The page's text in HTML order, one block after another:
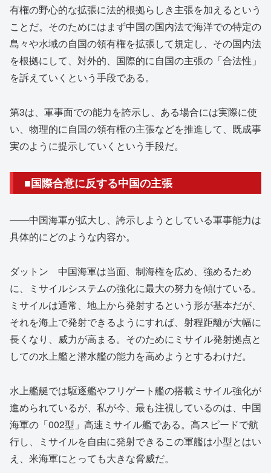
有権の野心的な拡張に法的根拠らしき主張を加えるという
ことだ。そのためにはまず中国の国内法で海洋での特定の
島々や水域の自国の領有権を拡張して規定し、その国内法
を根拠にして、対外的、国際的に自国の主張の「合法性」
を訴えていくという手段である。
第3は、軍事面での能力を誇示し、ある場合には実際に使
い、物理的に自国の領有権の主張などを推進して、既成事
実のように提示していくという手段だ。
■国際合意に反する中国の主張
――中国海軍が拡大し、誇示しようとしている軍事能力は
具体的にどのような内容か。
ダットン 中国海軍は当面、制海権を広め、強めるため
に、ミサイルシステムの強化に最大の努力を傾けている。
ミサイルは通常、地上から発射するという形が基本だが、
それを海上で発射できるようにすれば、射程距離が大幅に
長くなり、威力が高まる。そのためにミサイル発射拠点と
しての水上艦と潜水艦の能力を高めようとするわけだ。
水上艦艇では駆逐艦やフリゲート艦の搭載ミサイル強化が
進められているが、私が今、最も注視しているのは、中国
海軍の「002型」高速ミサイル艦である。高スピードで航
行し、ミサイルを自由に発射できるこの軍艦は小型とはい
え、米海軍にとっても大きな脅威だ。